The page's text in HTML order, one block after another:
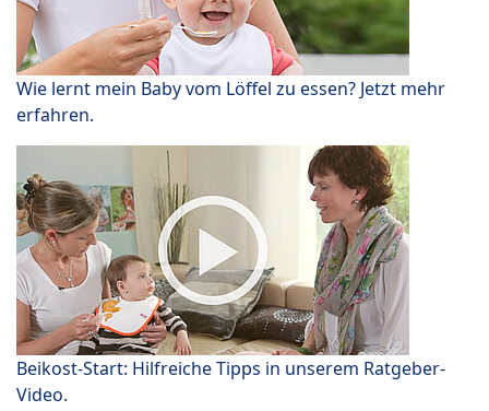
Wie lernt mein Baby vom Löffel zu essen? Jetzt mehr
erfahren.
Beikost-Start: Hilfreiche Tipps in unserem Ratgeber-
Video.